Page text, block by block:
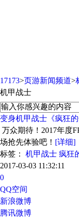
17173>页游新闻频道>
机甲战士
变身机甲战士《疯狂
万众期待！2017年度
场抢先体验吧！ [详细]
标签：
机甲战士 疯狂
2017-03-03 11:32:11
0
QQ空间
新浪微博
腾讯微博